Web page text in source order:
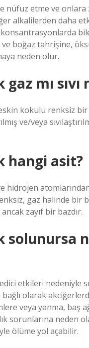
nüfuz etme ve onlara
alkalilerden daha
ve boğaz tahrişine,
neden olur.
mı sıvı
kokulu renksiz bir
ve/veya
hangi asit?
hidrojen
gaz halinde bir
zayıf bir bazdır.
solunursa
etkileri nedeniyle
olarak
veya yanma, baş
sorunlarına neden
ölüme yol açabilir.